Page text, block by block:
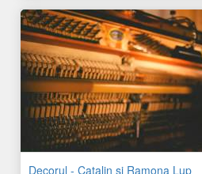
Decorul - Catalin si Ramona Lup